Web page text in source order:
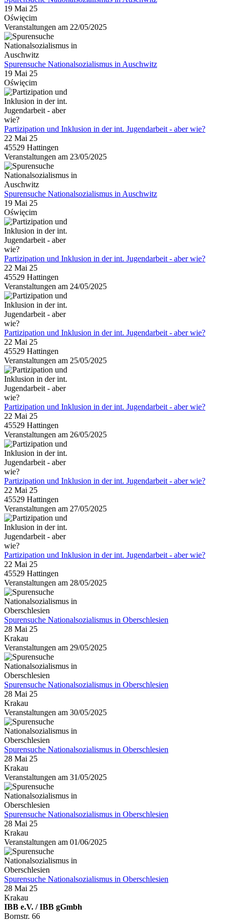
19 Mai 25
Oświęcim
Veranstaltungen am 22/05/2025
Spurensuche Nationalsozialismus in Auschwitz
19 Mai 25
Oświęcim
Partizipation und Inklusion in der int. Jugendarbeit - aber wie?
22 Mai 25
45529 Hattingen
Veranstaltungen am 23/05/2025
Spurensuche Nationalsozialismus in Auschwitz
19 Mai 25
Oświęcim
Partizipation und Inklusion in der int. Jugendarbeit - aber wie?
22 Mai 25
45529 Hattingen
Veranstaltungen am 24/05/2025
Partizipation und Inklusion in der int. Jugendarbeit - aber wie?
22 Mai 25
45529 Hattingen
Veranstaltungen am 25/05/2025
Partizipation und Inklusion in der int. Jugendarbeit - aber wie?
22 Mai 25
45529 Hattingen
Veranstaltungen am 26/05/2025
Partizipation und Inklusion in der int. Jugendarbeit - aber wie?
22 Mai 25
45529 Hattingen
Veranstaltungen am 27/05/2025
Partizipation und Inklusion in der int. Jugendarbeit - aber wie?
22 Mai 25
45529 Hattingen
Veranstaltungen am 28/05/2025
Spurensuche Nationalsozialismus in Oberschlesien
28 Mai 25
Krakau
Veranstaltungen am 29/05/2025
Spurensuche Nationalsozialismus in Oberschlesien
28 Mai 25
Krakau
Veranstaltungen am 30/05/2025
Spurensuche Nationalsozialismus in Oberschlesien
28 Mai 25
Krakau
Veranstaltungen am 31/05/2025
Spurensuche Nationalsozialismus in Oberschlesien
28 Mai 25
Krakau
Veranstaltungen am 01/06/2025
Spurensuche Nationalsozialismus in Oberschlesien
28 Mai 25
Krakau
IBB e.V. / IBB gGmbh
Bornstr. 66